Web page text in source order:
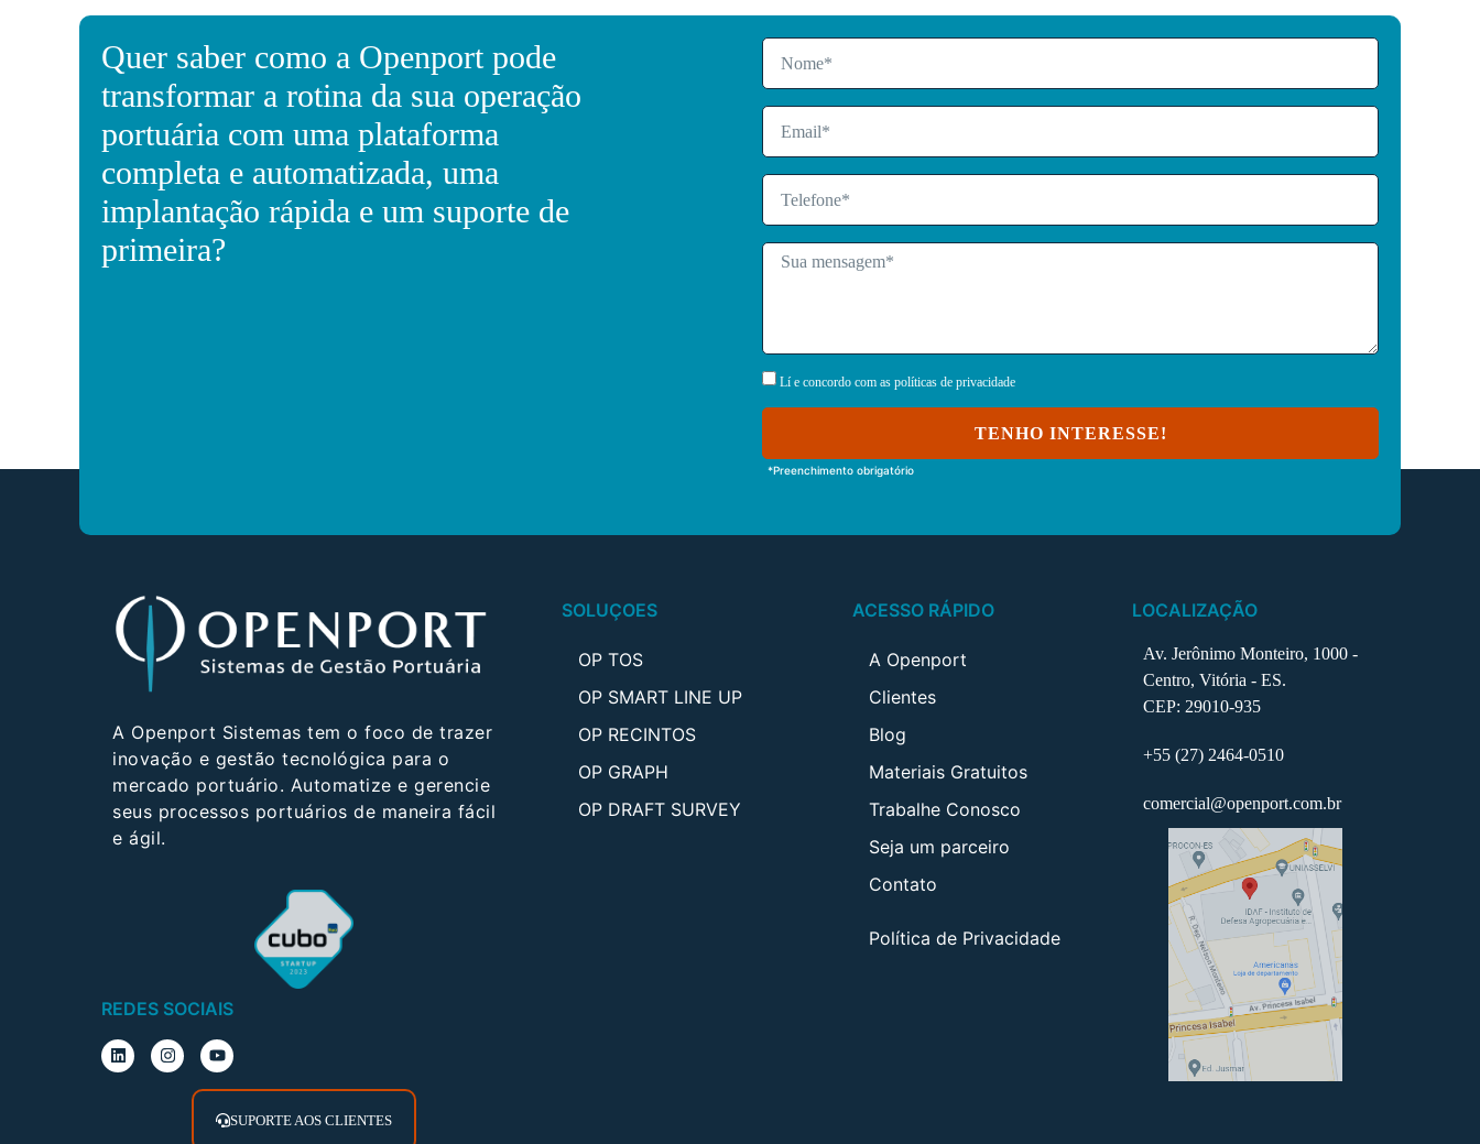
Quer saber como a Openport pode
transformar a rotina da sua operação
portuária com uma plataforma
completa e automatizada, uma
implantação rápida e um suporte de
primeira?
Lí e concordo com as políticas de privacidade
TENHO INTERESSE!
*Preenchimento obrigatório
A Openport Sistemas tem o foco de trazer
inovação e gestão tecnológica para o
mercado portuário. Automatize e gerencie
seus processos portuários de maneira fácil
e ágil.
REDES SOCIAIS
SUPORTE AOS CLIENTES
SOLUÇOES
OP TOS
OP SMART LINE UP
OP RECINTOS
OP GRAPH
OP DRAFT SURVEY
ACESSO RÁPIDO
A Openport
Clientes
Blog
Materiais Gratuitos
Trabalhe Conosco
Seja um parceiro
Contato
Política de Privacidade
LOCALIZAÇÃO
Av. Jerônimo Monteiro, 1000 -
Centro, Vitória - ES.
CEP: 29010-935
+55 (27) 2464-0510
comercial@openport.com.br